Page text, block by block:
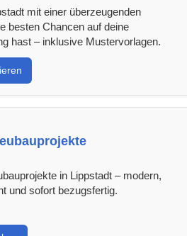
mit einer überzeugenden
besten Chancen auf deine
hast – inklusive Mustervorlagen.
in Lippstadt – modern,
und sofort bezugsfertig.